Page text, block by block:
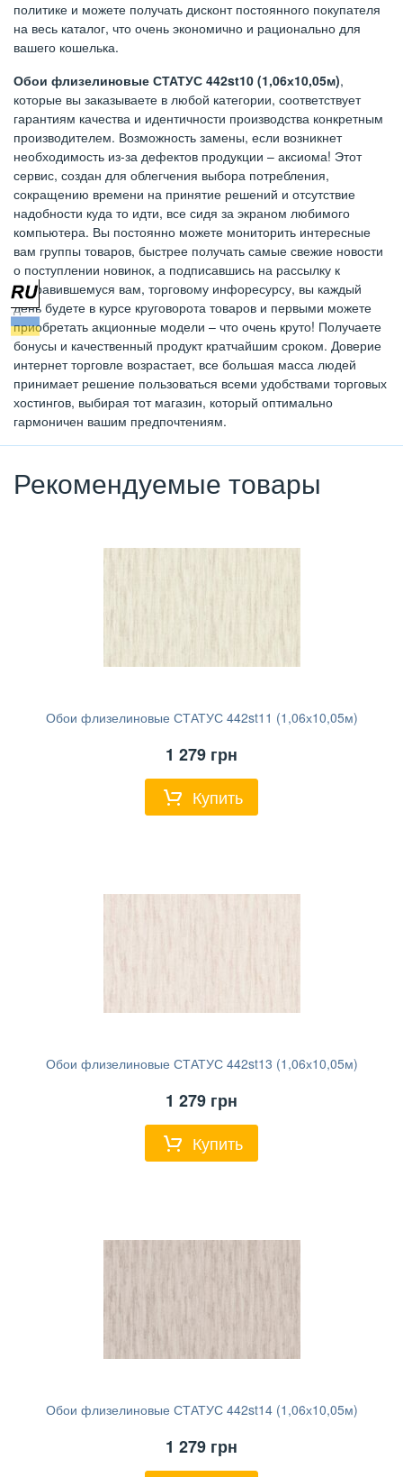
политике и можете получать дисконт постоянного покупателя
на весь каталог, что очень экономично и рационально для
вашего кошелька.
Обои флизелиновые СТАТУС 442st10 (1,06х10,05м),
которые вы заказываете в любой категории, соответствует
гарантиям качества и идентичности производства конкретным
производителем. Возможность замены, если возникнет
необходимость из-за дефектов продукции – аксиома! Этот
сервис, создан для облегчения выбора потребления,
сокращению времени на принятие решений и отсутствие
надобности куда то идти, все сидя за экраном любимого
компьютера. Вы постоянно можете мониторить интересные
вам группы товаров, быстрее получать самые свежие новости
о поступлении новинок, а подписавшись на рассылку к
понравившемуся вам, торговому инфоресурсу, вы каждый
день будете в курсе круговорота товаров и первыми можете
приобретать акционные модели – что очень круто! Получаете
бонусы и качественный продукт кратчайшим сроком. Доверие
интернет торговле возрастает, все большая масса людей
принимает решение пользоваться всеми удобствами торговых
хостингов, выбирая тот магазин, который оптимально
гармоничен вашим предпочтениям.
Рекомендуемые товары
Обои флизелиновые СТАТУС 442st11 (1,06х10,05м)
1 279 грн
Купить
Обои флизелиновые СТАТУС 442st13 (1,06х10,05м)
1 279 грн
Купить
Обои флизелиновые СТАТУС 442st14 (1,06х10,05м)
1 279 грн